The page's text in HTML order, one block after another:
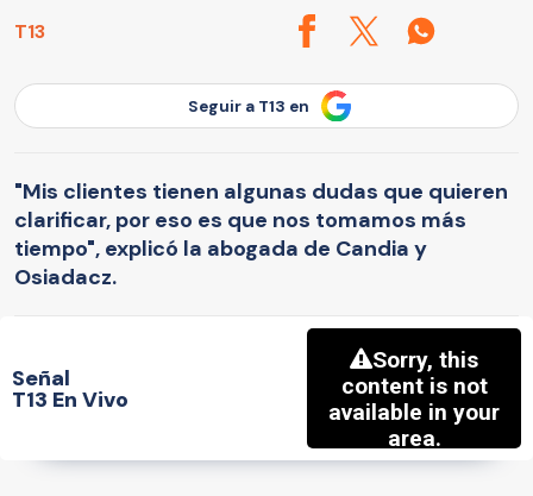
T13
Seguir a T13 en
"Mis clientes tienen algunas dudas que quieren
clarificar, por eso es que nos tomamos más
tiempo", explicó la abogada de Candia y
Osiadacz.
Señal
T13 En Vivo